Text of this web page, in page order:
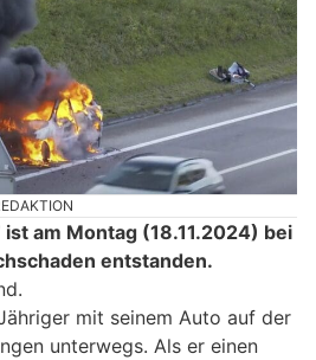
am Montag (18.11.2024) bei
entstanden.
mit seinem Auto auf der
unterwegs. Als er einen